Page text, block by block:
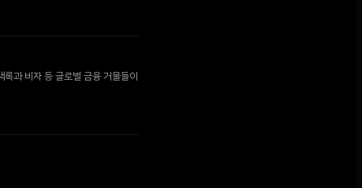
과 비자 등 글로벌 금융 거물들이